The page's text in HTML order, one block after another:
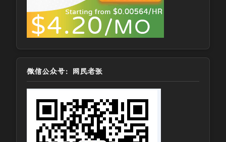
微信公众号：网民老张